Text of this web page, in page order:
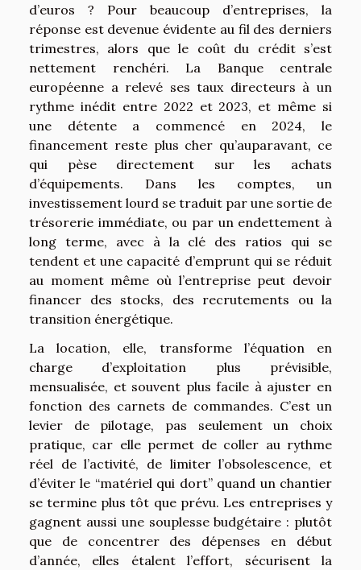
d’euros ? Pour beaucoup d’entreprises, la
réponse est devenue évidente au fil des derniers
trimestres, alors que le coût du crédit s’est
nettement renchéri. La Banque centrale
européenne a relevé ses taux directeurs à un
rythme inédit entre 2022 et 2023, et même si
une détente a commencé en 2024, le
financement reste plus cher qu’auparavant, ce
qui pèse directement sur les achats
d’équipements. Dans les comptes, un
investissement lourd se traduit par une sortie de
trésorerie immédiate, ou par un endettement à
long terme, avec à la clé des ratios qui se
tendent et une capacité d’emprunt qui se réduit
au moment même où l’entreprise peut devoir
financer des stocks, des recrutements ou la
transition énergétique.
La location, elle, transforme l’équation en
charge d’exploitation plus prévisible,
mensualisée, et souvent plus facile à ajuster en
fonction des carnets de commandes. C’est un
levier de pilotage, pas seulement un choix
pratique, car elle permet de coller au rythme
réel de l’activité, de limiter l’obsolescence, et
d’éviter le “matériel qui dort” quand un chantier
se termine plus tôt que prévu. Les entreprises y
gagnent aussi une souplesse budgétaire : plutôt
que de concentrer des dépenses en début
d’année, elles étalent l’effort, sécurisent la